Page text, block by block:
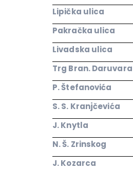
Lipička ulica
Pakračka ulica
Livadska ulica
Trg Bran. Daruvara
P. Štefanovića
S. S. Kranjčevića
J. Knytla
N. Š. Zrinskog
J. Kozarca